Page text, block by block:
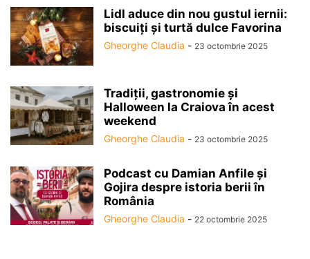
Lidl aduce din nou gustul iernii:
biscuiți și turtă dulce Favorina
Gheorghe Claudia - 23 octombrie 2025
Tradiții, gastronomie și
Halloween la Craiova în acest
weekend
Gheorghe Claudia - 23 octombrie 2025
Podcast cu Damian Anfile și
Gojira despre istoria berii în
România
Gheorghe Claudia - 22 octombrie 2025